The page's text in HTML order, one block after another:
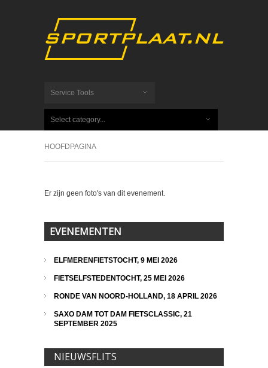
Service Tools
Select category...
HOOFDPAGINA
Er zijn geen foto's van dit evenement.
EVENEMENTEN
ELFMERENFIETSTOCHT, 9 MEI 2026
FIETSELFSTEDENTOCHT, 25 MEI 2026
RONDE VAN NOORD-HOLLAND, 18 APRIL 2026
SAXO DAM TOT DAM FIETSCLASSIC, 21
SEPTEMBER 2025
NIEUWSFLITS